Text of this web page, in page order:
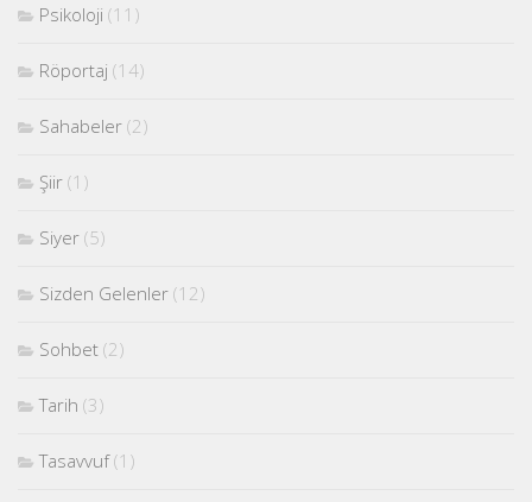
Psikoloji (11)
Röportaj (14)
Sahabeler (2)
Şiir (1)
Siyer (5)
Sizden Gelenler (12)
Sohbet (2)
Tarih (3)
Tasavvuf(1)